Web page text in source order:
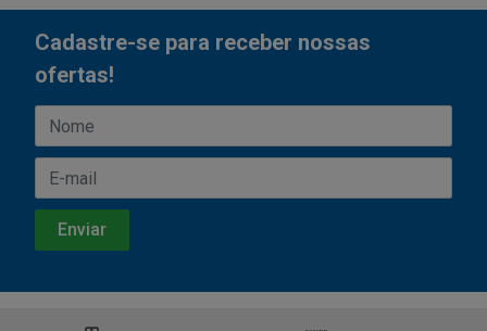
Cadastre-se para receber nossas
ofertas!